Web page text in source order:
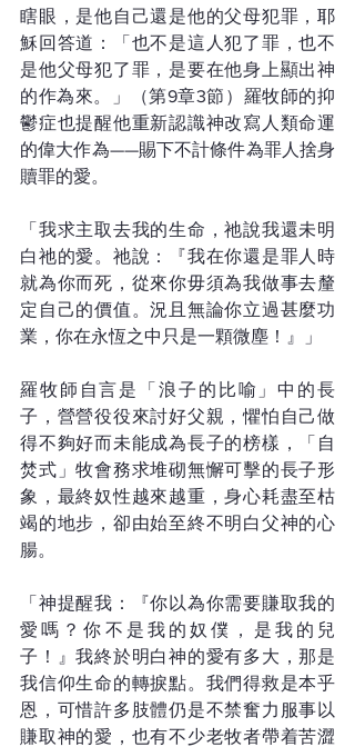
瞎眼，是他自己還是他的父母犯罪，耶
穌回答道：「也不是這人犯了罪，也不
是他父母犯了罪，是要在他身上顯出神
的作為來。」（第9章3節）羅牧師的抑
鬱症也提醒他重新認識神改寫人類命運
的偉大作為——賜下不計條件為罪人捨身
贖罪的愛。
「我求主取去我的生命，祂說我還未明
白祂的愛。祂說：『我在你還是罪人時
就為你而死，從來你毋須為我做事去釐
定自己的價值。況且無論你立過甚麼功
業，你在永恆之中只是一顆微塵！』」
羅牧師自言是「浪子的比喻」中的長
子，營營役役來討好父親，懼怕自己做
得不夠好而未能成為長子的榜樣，「自
焚式」牧會務求堆砌無懈可擊的長子形
象，最終奴性越來越重，身心耗盡至枯
竭的地步，卻由始至終不明白父神的心
腸。
「神提醒我：『你以為你需要賺取我的
愛嗎？你不是我的奴僕，是我的兒
子！』我終於明白神的愛有多大，那是
我信仰生命的轉捩點。我們得救是本乎
恩，可惜許多肢體仍是不禁奮力服事以
賺取神的愛，也有不少老牧者帶着苦澀